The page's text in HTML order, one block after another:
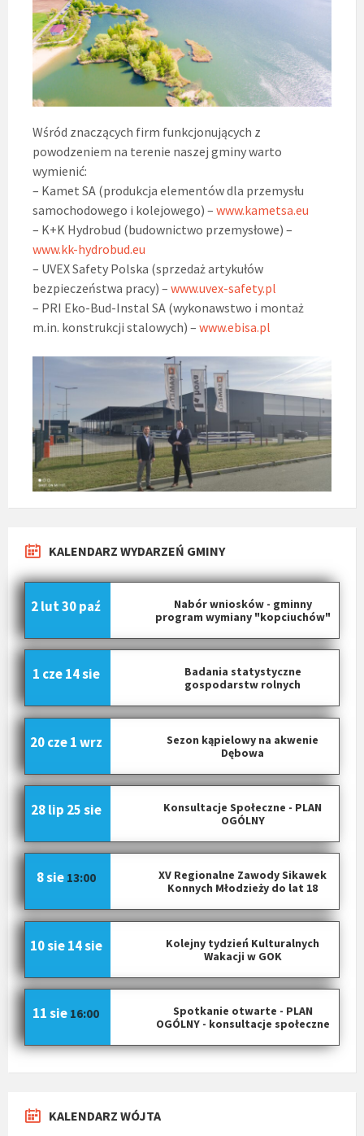
Wśród znaczących firm funkcjonujących z
powodzeniem na terenie naszej gminy warto
wymienić:
– Kamet SA (produkcja elementów dla przemysłu
samochodowego i kolejowego) – www.kametsa.eu
– K+K Hydrobud (budownictwo przemysłowe) –
www.kk-hydrobud.eu
– UVEX Safety Polska (sprzedaż artykułów
bezpieczeństwa pracy) – www.uvex-safety.pl
– PRI Eko-Bud-Instal SA (wykonawstwo i montaż
m.in. konstrukcji stalowych) – www.ebisa.pl
KALENDARZ WYDARZEŃ GMINY
Nabór wniosków - gminny
program wymiany "kopciuchów"
2 lut30 paź
Badania statystyczne
gospodarstw rolnych
1 cze 14 sie
Sezon kąpielowy na akwenie
Dębowa
20 cze 1 wrz
Konsultacje Społeczne - PLAN
OGÓLNY
28 lip 25 sie
XV Regionalne Zawody Sikawek
Konnych Młodzieży do lat 18
8 sie 13:00
Kolejny tydzień Kulturalnych
Wakacji w GOK
10 sie 14 sie
Spotkanie otwarte - PLAN
OGÓLNY - konsultacje społeczne
11 sie 16:00
KALENDARZ WÓJTA